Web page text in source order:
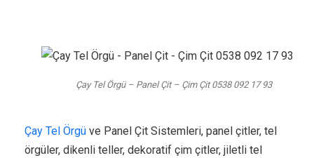
Çay Tel Örgü – Panel Çit – Çim Çit 0538 092 17 93
Çay Tel Örgü ve Panel Çit Sistemleri, panel çitler, tel
örgüler, dikenli teller, dekoratif çim çitler, jiletli tel